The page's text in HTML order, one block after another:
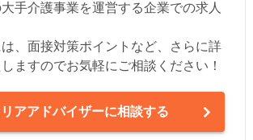
手介護事業を運営する企業での求人
、面接対策ポイントなど、さらに詳
ますのでお気軽にご相談ください！
アアドバイザーに相談する